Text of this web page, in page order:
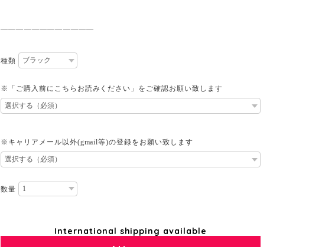
————————————
種類
※「ご購入前にこちらお読みください」をご確認お願い致します
※キャリアメール以外(gmail等)の登録をお願い致します
数量
International shipping available